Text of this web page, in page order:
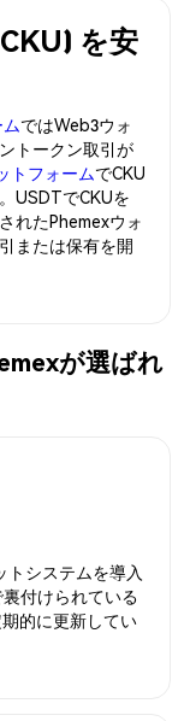
を安
ではWeb3ウォ
トークン取引が
トフォームでCKU
USDTでCKUを
れたPhemexウォ
または保有を開
が選ばれ
システムを導入
付けられている
的に更新してい